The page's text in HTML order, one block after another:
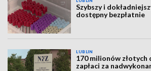
Szybszy i
dostępny bezpłatnie
LUBLIN
170 milionów złotych
zapłaci za